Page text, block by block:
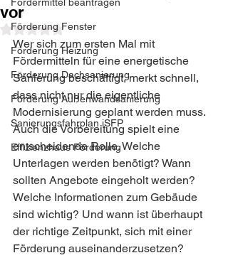
Förderung Fenster
Förderung Heizung
Förderung Dachsanierung
Förderung Außenwandsanierung
Sanierungsfahrplan iSFP
Effizienzhaus Förderung
vor
Mit NaN von 5 Sternen bewertet.
Wer sich zum ersten Mal mit
Fördermitteln für eine energetische
Sanierung beschäftigt, merkt schnell,
dass nicht nur die eigentliche
Modernisierung geplant werden muss.
Auch die Vorbereitung spielt eine
entscheidende Rolle. Welche
Unterlagen werden benötigt? Wann
sollten Angebote eingeholt werden?
Welche Informationen zum Gebäude
sind wichtig? Und wann ist überhaupt
der richtige Zeitpunkt, sich mit einer
Förderung auseinanderzusetzen?